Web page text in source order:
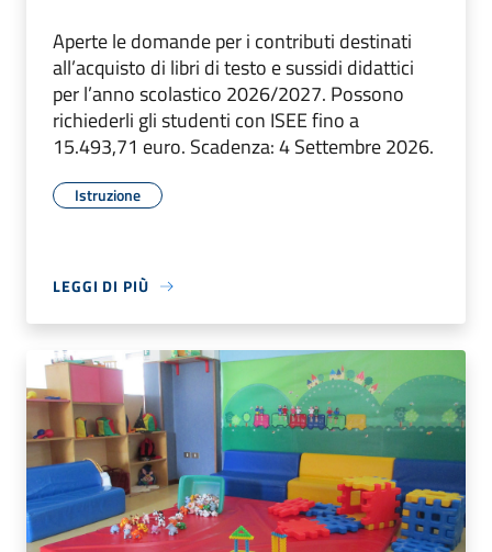
Aperte le domande per i contributi destinati
all’acquisto di libri di testo e sussidi didattici
per l’anno scolastico 2026/2027. Possono
richiederli gli studenti con ISEE fino a
15.493,71 euro. Scadenza: 4 Settembre 2026.
Istruzione
LEGGI DI PIÙ